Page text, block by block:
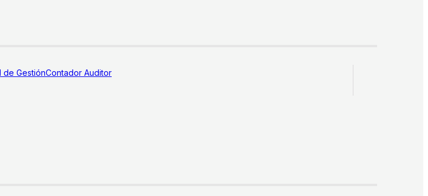
de GestiónContador Auditor